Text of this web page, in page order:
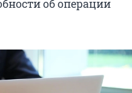
об операции